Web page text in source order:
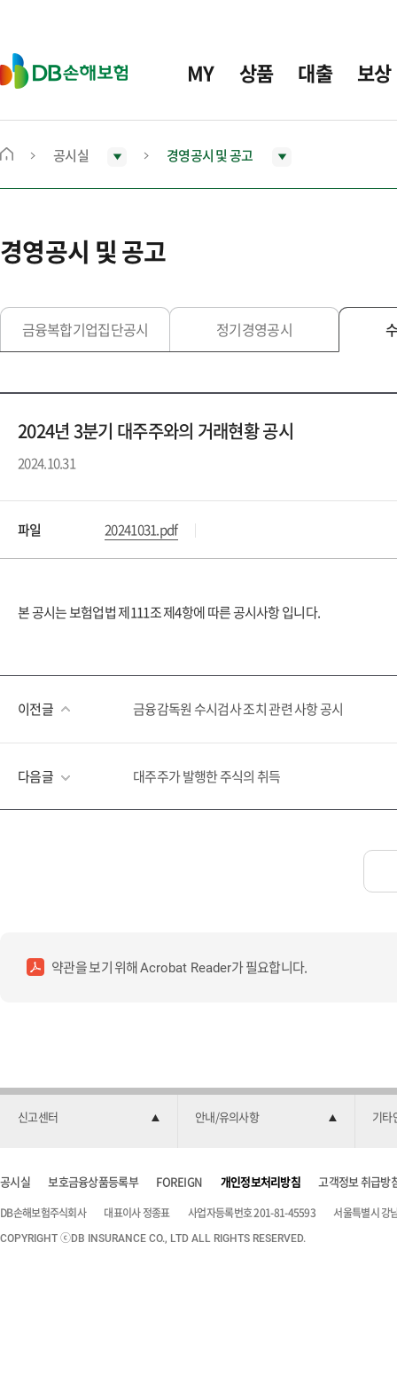
D
B
보
MY 상품 대출 보상
메
으
로
동
공시실 경영공시 및 공고
경영공시 및 공고
금융복합기업집단공시 정기경영공시
2024년 3분기 대주주와의 거래현황 공시
2024.10.31
파일 20241031.pdf
본 공시는 보험업법 제111조 제4항에 따른 공시사항 입니다.
이전글 금융감독원 수시검사 조치 관련 사항 공시
다음글 대주주가 발행한 주식의 취득
약관을 보기 위해Acrobat Reader가 필요합니다.
신고센터 안내/유의사항 기타
공시실 보호금융상품등록부 FOREIGN 개인정보처리방침 고객정보 취급방
DB손해보험주식회사 대표이사 정종표 사업자등록번호 201-81-45593 서울특별시 강
COPYRIGHT ⓒDB INSURANCE CO., LTD ALL RIGHTS RESERVED.